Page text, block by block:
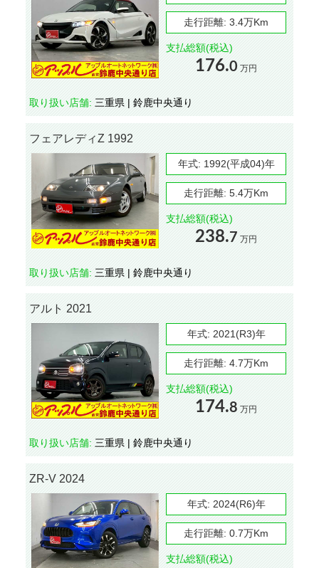
走行距離: 3.4万Km
支払総額(税込)
176.0 万円
取り扱い店舗: 三重県 | 鈴鹿中央通り
フェアレディZ 1992
年式: 1992(平成04)年
走行距離: 5.4万Km
支払総額(税込)
238.7 万円
取り扱い店舗: 三重県 | 鈴鹿中央通り
アルト 2021
年式: 2021(R3)年
走行距離: 4.7万Km
支払総額(税込)
174.8 万円
取り扱い店舗: 三重県 | 鈴鹿中央通り
ZR-V 2024
年式: 2024(R6)年
走行距離: 0.7万Km
支払総額(税込)